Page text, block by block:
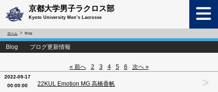
京都大学男子ラクロス部
Kyoto University Men’s Lacrosse
ホーム Blog
Blog ブログ更新情報
« 前へ 2 3 4 5 6 次へ »
2022-09-17
00:00:00
22KUL Emotion MG 高橋香帆 >